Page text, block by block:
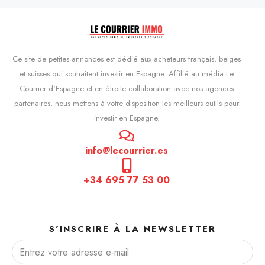
Ce site de petites annonces est dédié aux acheteurs français, belges
et suisses qui souhaitent investir en Espagne. Affilié au média Le
Courrier d'Espagne et en étroite collaboration avec nos agences
partenaires, nous mettons à votre disposition les meilleurs outils pour
investir en Espagne.
info@lecourrier.es
+34 695 77 53 00
S'INSCRIRE À LA NEWSLETTER